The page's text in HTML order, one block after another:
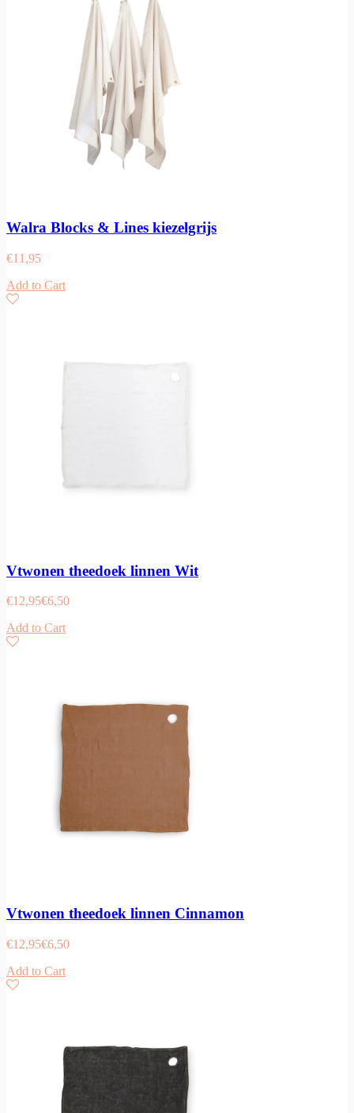
Walra Blocks & Lines kiezelgrijs
€11,95
Add to Cart
Vtwonen theedoek linnen Wit
€12,95€6,50
Add to Cart
Vtwonen theedoek linnen Cinnamon
€12,95€6,50
Add to Cart